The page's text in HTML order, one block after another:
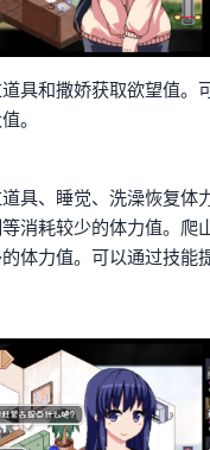
具和撒娇获取欲望值。
。
具、睡觉、洗澡恢复体
消耗较少的体力值。 爬
体力值。 可以通过技能